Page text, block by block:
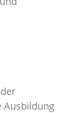
Ausbildung